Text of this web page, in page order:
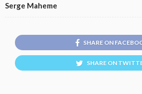
Serge Maheme
SHARE ON
SHARE ON